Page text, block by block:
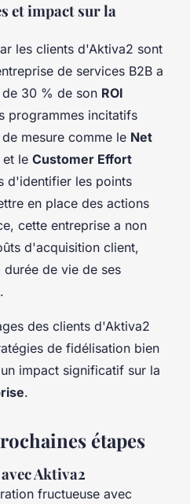
et impact sur la
les clients d'Aktiva2 sont
de services B2B a
30 % de son ROI
programmes incitatifs
mesure comme le Net
et le Customer Effort
d'identifier les points
en place des actions
cette entreprise a non
d'acquisition client,
durée de vie de ses
des clients d'Aktiva2
de fidélisation bien
impact significatif sur la
.
étapes
Aktiva2
fructueuse avec